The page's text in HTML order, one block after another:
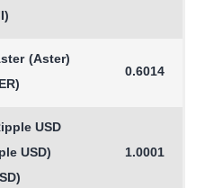
(Aster)
0.6014
USD
USD)
1.0001